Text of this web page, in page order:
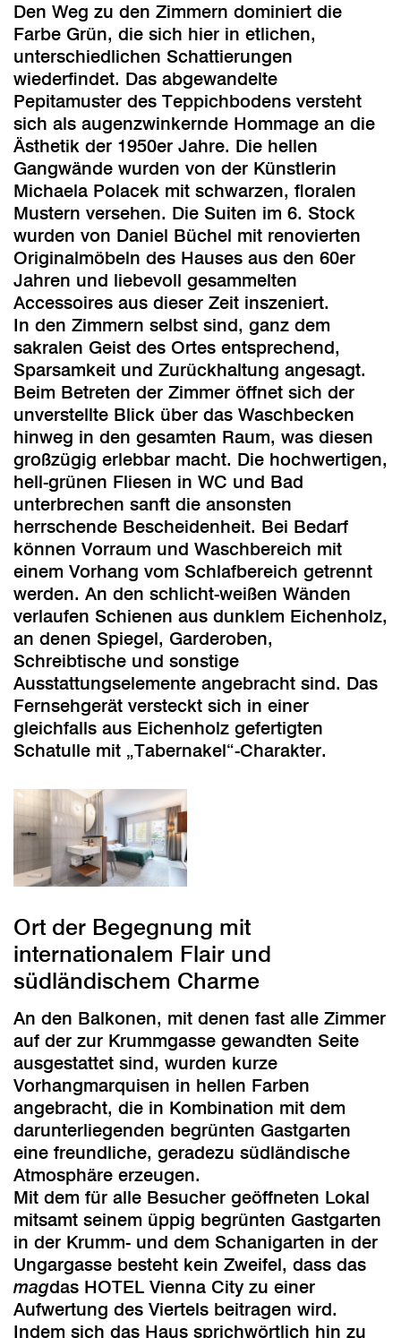
Den Weg zu den Zimmern dominiert die
Farbe Grün, die sich hier in etlichen,
unterschiedlichen Schattierungen
wiederfindet. Das abgewandelte
Pepitamuster des Teppichbodens versteht
sich als augenzwinkernde Hommage an die
Ästhetik der 1950er Jahre. Die hellen
Gangwände wurden von der Künstlerin
Michaela Polacek mit schwarzen, floralen
Mustern versehen. Die Suiten im 6. Stock
wurden von Daniel Büchel mit renovierten
Originalmöbeln des Hauses aus den 60er
Jahren und liebevoll gesammelten
Accessoires aus dieser Zeit inszeniert.
In den Zimmern selbst sind, ganz dem
sakralen Geist des Ortes entsprechend,
Sparsamkeit und Zurückhaltung angesagt.
Beim Betreten der Zimmer öffnet sich der
unverstellte Blick über das Waschbecken
hinweg in den gesamten Raum, was diesen
großzügig erlebbar macht. Die hochwertigen,
hell-grünen Fliesen in WC und Bad
unterbrechen sanft die ansonsten
herrschende Bescheidenheit. Bei Bedarf
können Vorraum und Waschbereich mit
einem Vorhang vom Schlafbereich getrennt
werden. An den schlicht-weißen Wänden
verlaufen Schienen aus dunklem Eichenholz,
an denen Spiegel, Garderoben,
Schreibtische und sonstige
Ausstattungselemente angebracht sind. Das
Fernsehgerät versteckt sich in einer
gleichfalls aus Eichenholz gefertigten
Schatulle mit „Tabernakel“-Charakter.
Ort der Begegnung mit
internationalem Flair und
südländischem Charme
An den Balkonen, mit denen fast alle Zimmer
auf der zur Krummgasse gewandten Seite
ausgestattet sind, wurden kurze
Vorhangmarquisen in hellen Farben
angebracht, die in Kombination mit dem
darunterliegenden begrünten Gastgarten
eine freundliche, geradezu südländische
Atmosphäre erzeugen.
Mit dem für alle Besucher geöffneten Lokal
mitsamt seinem üppig begrünten Gastgarten
in der Krumm- und dem Schanigarten in der
Ungargasse besteht kein Zweifel, dass das
magdas HOTEL Vienna City zu einer
Aufwertung des Viertels beitragen wird.
Indem sich das Haus sprichwörtlich hin zu